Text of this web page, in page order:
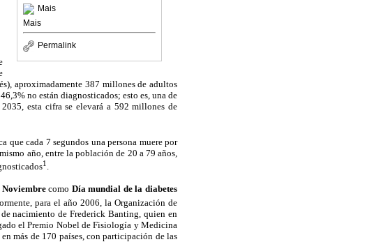
Mais
Mais
Permalink
aproximadamente 387 millones de adultos
no están diagnosticados; esto es, una de
esta cifra se elevará a 592 millones de
cada 7 segundos una persona muere por
año, entre la población de 20 a 79 años,
1 .
Noviembrecomo Día mundial de la diabetes
para el año 2006, la Organización de
nacimiento de Frederick Banting, quien en
el Premio Nobel de Fisiología y Medicina
más de 170 países, con participación de las